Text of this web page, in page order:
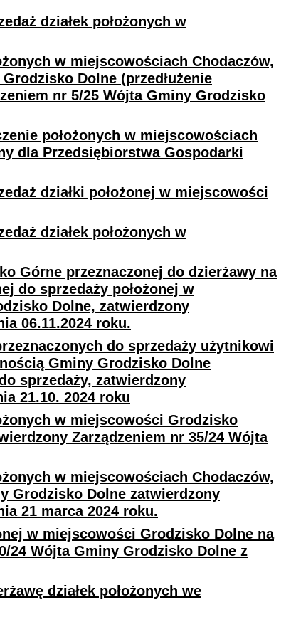
działek położonych w
w miejscowościach Chodaczów,
Dolne (przedłużenie
nr 5/25 Wójta Gminy Grodzisko
położonych w miejscowościach
dla Przedsiębiorstwa Gospodarki
działki położonej w miejscowości
działek położonych w
Górne przeznaczonej do dzierżawy na
do sprzedaży położonej w
Dolne, zatwierdzony
06.11.2024 roku.
do sprzedaży użytnikowi
Gminy Grodzisko Dolne
sprzedaży, zatwierdzony
21.10. 2024 roku
w miejscowości Grodzisko
Zarządzeniem nr 35/24 Wójta
w miejscowościach Chodaczów,
Grodzisko Dolne zatwierdzony
21 marca 2024 roku.
w miejscowości Grodzisko Dolne na
24 Wójta Gminy Grodzisko Dolne z
działek położonych we